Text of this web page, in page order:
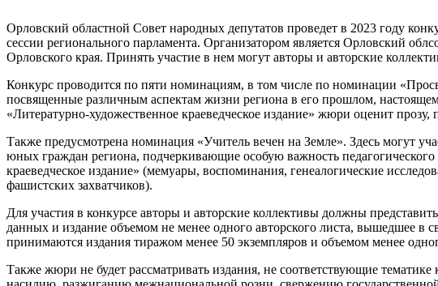
Орловский областной Совет народных депутатов проведет в 2023 году
сессии регионального парламента. Организатором является Орловский
Орловского края. Принять участие в нем могут авторы и авторские
Конкурс проводится по пяти номинациям, в том числе по номинации
посвященные различным аспектам жизни региона в его прошлом,
«Литературно-художественное краеведческое издание» жюри оценит
Также предусмотрена номинация «Учитель вечен на Земле». Здесь могут
юных граждан региона, подчеркивающие особую важность
краеведческое издание» (мемуары, воспоминания, генеалогические
фашистских захватчиков).
Для участия в конкурсе авторы и авторские коллективы должны
данных и издание объемом не менее одного авторского листа, вышедшее в
принимаются издания тиражом менее 50 экземпляров и объемом менее
Также жюри не будет рассматривать издания, не соответствующие